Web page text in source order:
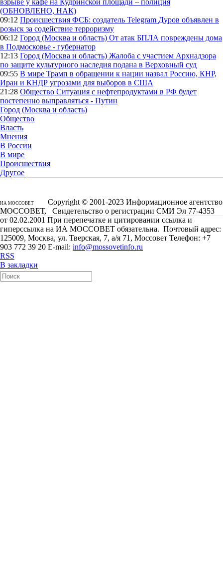
взрыве у кафе на Кудринской площади – полиция
(ОБНОВЛЕНО, НАК)
09:12 Происшествия ФСБ: создатель Telegram Дуров объявлен в
розыск за содействие терроризму
06:12 Город (Москва и область) От атак БПЛА повреждены дома
в Подмосковье - губернатор
12:13 Город (Москва и область) Жалоба с участием Архнадзора
по защите культурного наследия подана в Верховный суд
09:55 В мире Трамп в обращении к нации назвал Россию, КНР,
Иран и КНДР угрозами для выборов в США
21:28 Общество Ситуация с нефтепродуктами в РФ будет
постепенно выправляться - Путин
Город (Москва и область)
Общество
Власть
Мнения
В России
В мире
Происшествия
Другое
ИА МОССОВЕТ
Copyright © 2001-2023 Информационное агентство
МОССОВЕТ, Свидетельство о регистрации СМИ Эл 77-4353
от 02.02.2001 При перепечатке и цитировании ссылка и
гиперссылка на ИА МОССОВЕТ обязательна. Почтовый адрес:
125009, Москва, ул. Тверская, 7, а/я 71, Моссовет Телефон: +7
903 772 39 20 E-mail: info@mossovetinfo.ru
RSS
В закладки